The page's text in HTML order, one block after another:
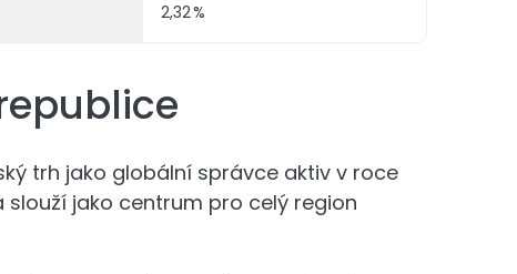
2,32 %
trh jako globální správce aktiv v roce
slouží jako centrum pro celý region